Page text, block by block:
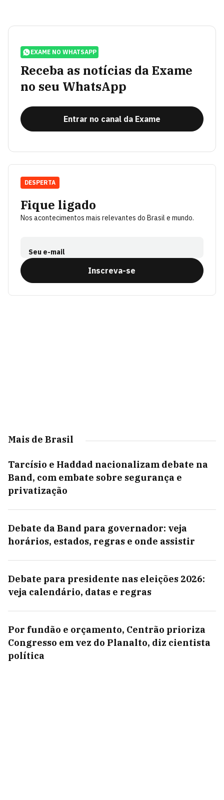
EXAME NO WHATSAPP
Receba as notícias da Exame
no seu WhatsApp
Entrar no canal da Exame
Fique ligado
Nos acontecimentos mais relevantes do Brasil e mundo.
Seu e-mail
Inscreva-se
DESPERTA
Mais de Brasil
Tarcísio e Haddad nacionalizam debate na
Band, com embate sobre segurança e
privatização
Debate da Band para governador: veja
horários, estados, regras e onde assistir
Debate para presidente nas eleições 2026:
veja calendário, datas e regras
Por fundão e orçamento, Centrão prioriza
Congresso em vez do Planalto, diz cientista
política